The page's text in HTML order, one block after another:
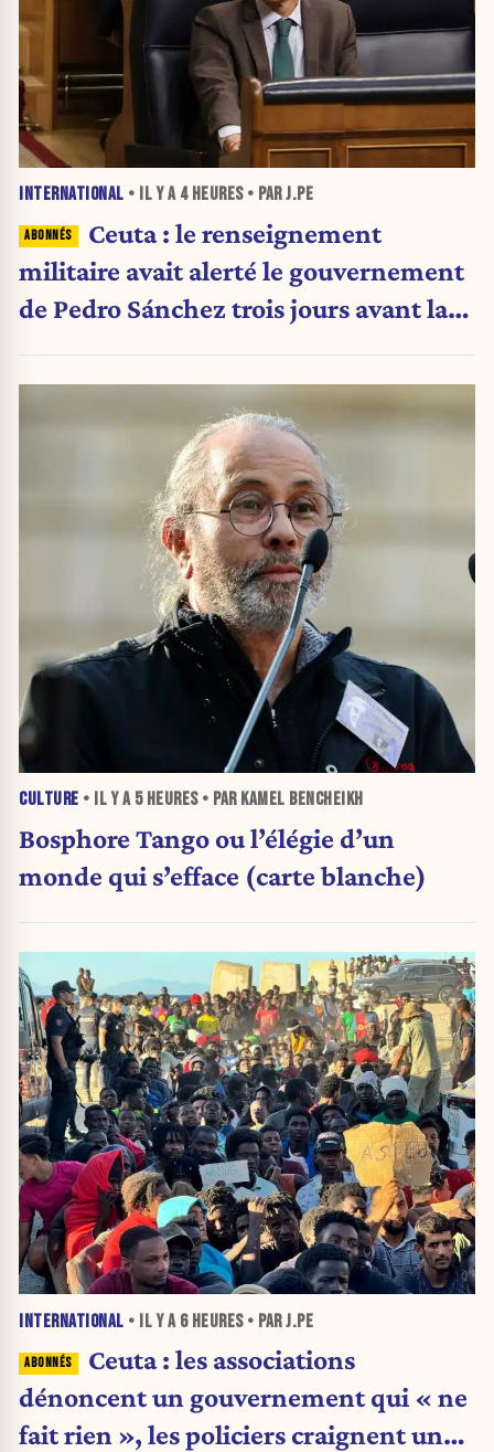
INTERNATIONAL • IL Y A 4 HEURES• PAR J.PE
Ceuta : le renseignement
militaire avait alerté le gouvernement
de Pedro Sánchez trois jours avant la
CULTURE • IL Y A 5 HEURES• PAR KAMEL BENCHEIKH
Bosphore Tango ou l’élégie d’un
monde qui s’efface (carte blanche)
INTERNATIONAL • IL Y A 6 HEURES• PAR J.PE
Ceuta : les associations
dénoncent un gouvernement qui « ne
fait rien », les policiers craignent une